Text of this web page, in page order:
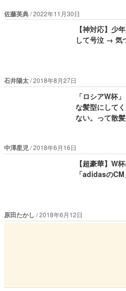
佐藤英典 2022年11月30日
【神対応】少
して号泣 → 気
石井陽太 2018年8月27日
「ロシアW杯
な髪型にして
ない。って散
中澤星児 2018年6月16日
【超豪華】W
「adidasの
原田たかし 2018年6月12日